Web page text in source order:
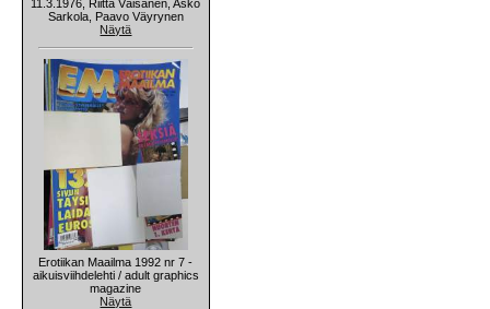
11.3.1976, Riitta Väisänen, Asko
Sarkola, Paavo Väyrynen
Näytä
Erotiikan Maailma 1992 nr 7 -
aikuisviihdelehti / adult graphics
magazine
Näytä